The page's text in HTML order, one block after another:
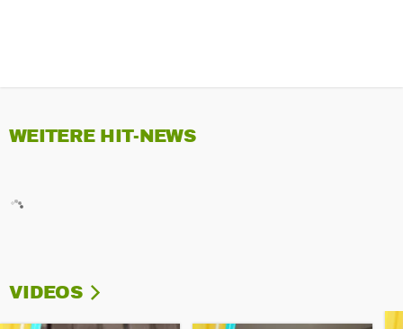
WEITERE HIT-NEWS
VIDEOS